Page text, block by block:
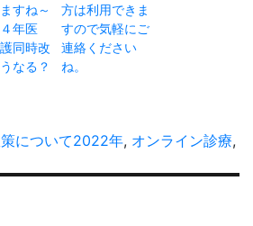
すね～
年医
同時改
なる？
方は利用できま
すので気軽にご
連絡ください
ね。
についてタ
2022年, オンライン診療,